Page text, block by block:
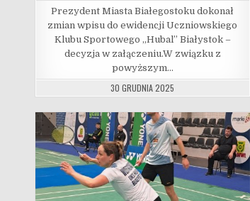
Prezydent Miasta Białegostoku dokonał
zmian wpisu do ewidencji Uczniowskiego
Klubu Sportowego „Hubal” Białystok –
decyzja w załączeniu.W związku z
powyższym…
30 GRUDNIA 2025